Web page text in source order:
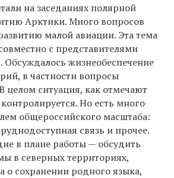
на заседаниях полярной
Арктики. Много вопросов
малой авиации. Эта тема
с представителями
Обсуждалось жизнеобеспечение
в частности вопросы
целом ситуация, как отмечают
Но есть много
общероссийского масштаба:
связь и прочее.
в плане работы — обсудить
в северных территориях,
о сохранении родного языка,